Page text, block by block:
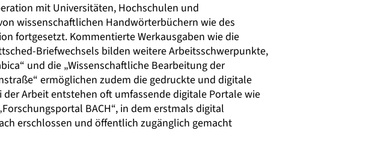
mit Universitäten, Hochschulen und
wissenschaftlichen Handwörterbüchern wie des
fortgesetzt. Kommentierte Werkausgaben wie die
Briefwechsels bilden weitere Arbeitsschwerpunkte,
und die „Wissenschaftliche Bearbeitung der
ermöglichen zudem die gedruckte und digitale
Arbeit entstehen oft umfassende digitale Portale wie
BACH“, in dem erstmals digital
erschlossen und öffentlich zugänglich gemacht